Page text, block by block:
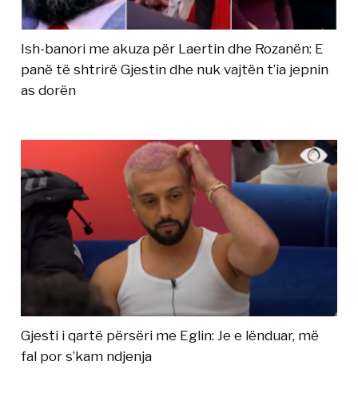
Ish-banori me akuza për Laertin dhe Rozanën: E
panë të shtrirë Gjestin dhe nuk vajtën t’ia jepnin
as dorën
Gjesti i qartë përsëri me Eglin: Je e lënduar, më
fal por s’kam ndjenja